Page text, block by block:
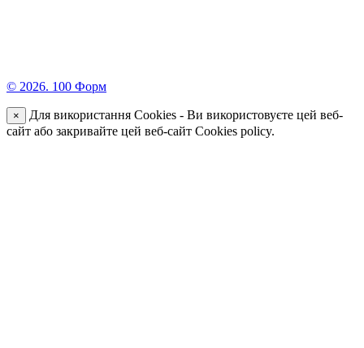
© 2026. 100 Форм
×
Для використання Cookies - Ви використовуєте цей веб-
сайт або закривайте цей веб-сайт Cookies policy.